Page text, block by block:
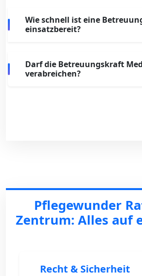
Wie schnell ist eine
einsatzbereit?
Darf die Betreuungskraft
verabreichen?
Pflegewunder
Zentrum: Alles auf
Recht & Sicherheit